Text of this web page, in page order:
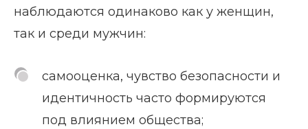
наблюдаются одинаково как у женщин,
так и среди мужчин:
самооценка, чувство безопасности и
идентичность часто формируются
под влиянием общества;